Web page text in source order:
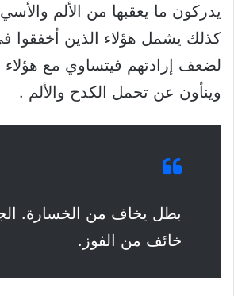
يدركون ما يعقبها من الألم
كذلك يشمل هؤلاء الذين أخفقوا
لضعف إرادتهم فيتساوي مع هؤلاء
وينأون عن تحمل الكدح والألم .
بطل يخاف من الخسارة.
خائف من الفوز.